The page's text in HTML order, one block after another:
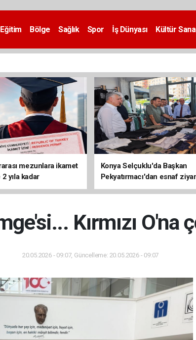
Eğitim Bölge Sağlık Spor İş Dünyası Kültür
mezunlara ikamet
2 yıla kadar
Konya Selçuklu'da Başkan
Pekyatırmacı'dan esnaf
Kırmızı O'na
20.05.2026 - 09:07, Güncelleme: 20.05.2026 - 09:07